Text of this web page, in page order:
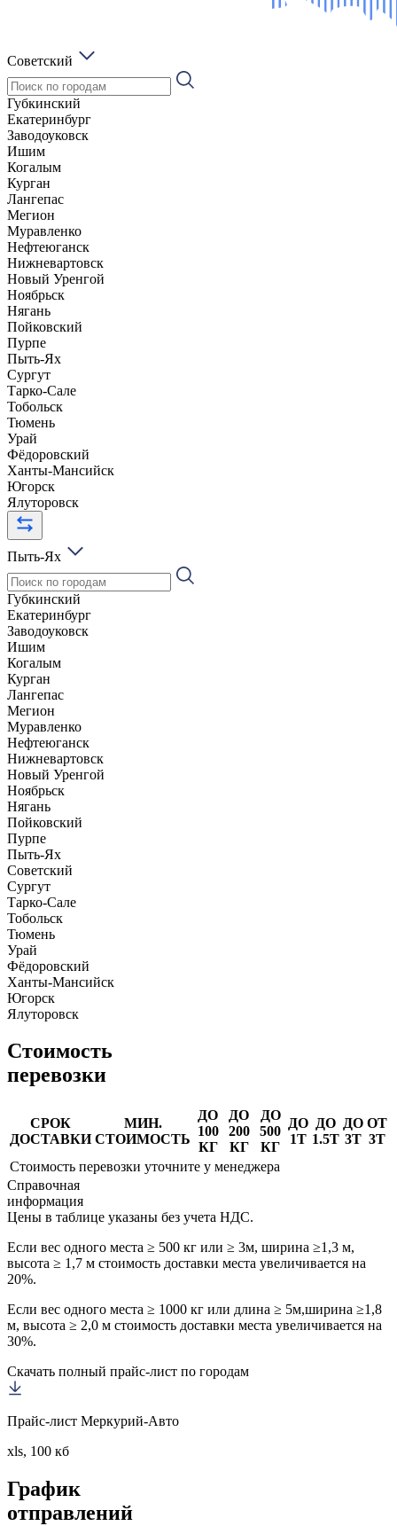
Советский
Губкинский
Екатеринбург
Заводоуковск
Ишим
Когалым
Курган
Лангепас
Мегион
Муравленко
Нефтеюганск
Нижневартовск
Новый Уренгой
Ноябрьск
Нягань
Пойковский
Пурпе
Пыть-Ях
Сургут
Тарко-Сале
Тобольск
Тюмень
Урай
Фёдоровский
Ханты-Мансийск
Югорск
Ялуторовск
Пыть-Ях
Губкинский
Екатеринбург
Заводоуковск
Ишим
Когалым
Курган
Лангепас
Мегион
Муравленко
Нефтеюганск
Нижневартовск
Новый Уренгой
Ноябрьск
Нягань
Пойковский
Пурпе
Пыть-Ях
Советский
Сургут
Тарко-Сале
Тобольск
Тюмень
Урай
Фёдоровский
Ханты-Мансийск
Югорск
Ялуторовск
Стоимость
перевозки
СРОК
ДОСТАВКИ
МИН.
СТОИМОСТЬ
ДО
100
КГ
ДО
200
КГ
ДО
500
КГ
ДО
1Т
ДО
1.5Т
ДО
3Т
ОТ
3Т
Стоимость перевозки уточните у менеджера
Справочная
информация
Цены в таблице указаны без учета НДС.
Если вес одного места ≥ 500 кг или ≥ 3м, ширина ≥1,3 м,
высота ≥ 1,7 м стоимость доставки места увеличивается на
20%.
Если вес одного места ≥ 1000 кг или длина ≥ 5м,ширина ≥1,8
м, высота ≥ 2,0 м стоимость доставки места увеличивается на
30%.
Скачать полный прайс-лист по городам
Прайс-лист Меркурий-Авто
xls, 100 кб
График
отправлений